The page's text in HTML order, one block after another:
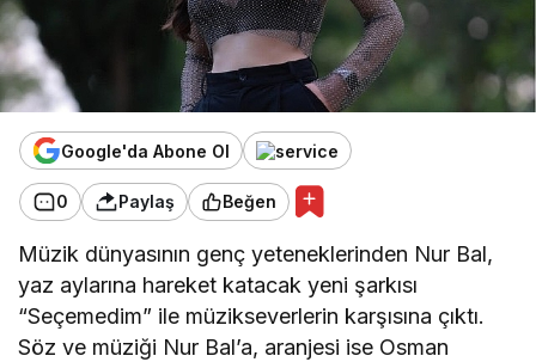
Google'da Abone Ol
0 Paylaş Beğen
Müzik dünyasının genç yeteneklerinden Nur Bal,
yaz aylarına hareket katacak yeni şarkısı
“Seçemedim” ile müzikseverlerin karşısına çıktı.
Söz ve müziği Nur Bal’a, aranjesi ise Osman